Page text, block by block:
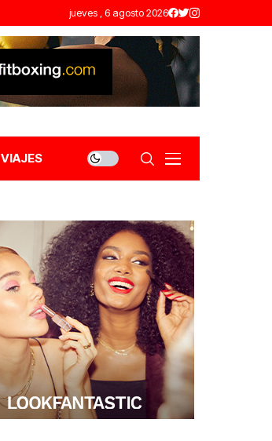
jueves , 6 agosto 2026
VIAJES